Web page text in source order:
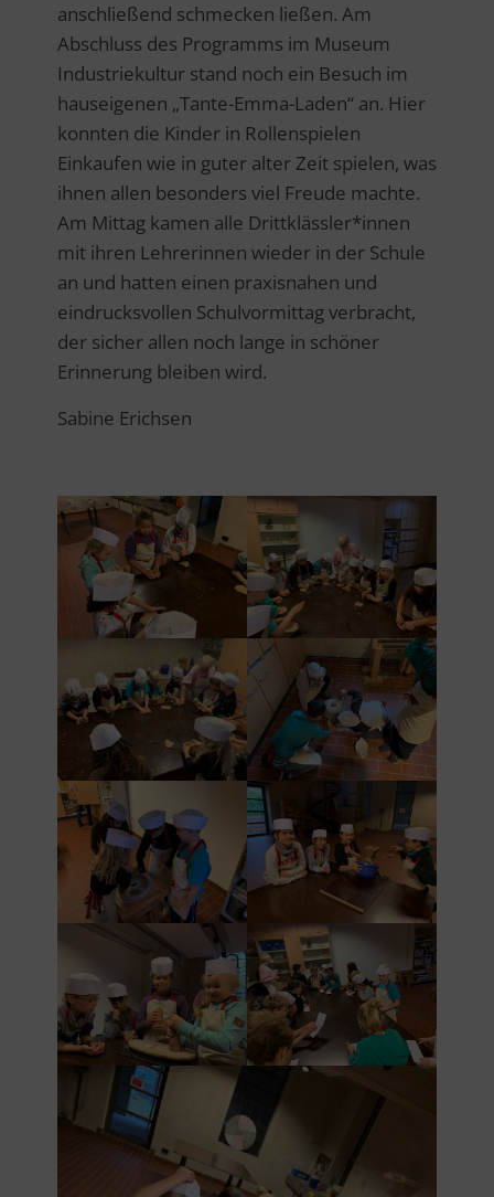
anschließend schmecken ließen. Am
Abschluss des Programms im Museum
Industriekultur stand noch ein Besuch im
hauseigenen „Tante-Emma-Laden“ an. Hier
konnten die Kinder in Rollenspielen
Einkaufen wie in guter alter Zeit spielen, was
ihnen allen besonders viel Freude machte.
Am Mittag kamen alle Drittklässler*innen
mit ihren Lehrerinnen wieder in der Schule
an und hatten einen praxisnahen und
eindrucksvollen Schulvormittag verbracht,
der sicher allen noch lange in schöner
Erinnerung bleiben wird.
Sabine Erichsen